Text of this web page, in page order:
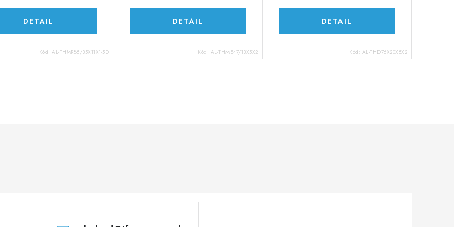
DETAIL
Kód: AL-THMR85/35X11X1-5D
DETAIL
Kód: AL-THME47/13X5X2
DETAIL
Kód: AL-THD76X20X5X2